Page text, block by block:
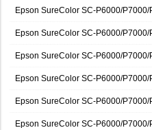
Epson SureColor SC-P6000/
Epson SureColor SC-P6000/
Epson SureColor SC-P6000/
Epson SureColor SC-P6000/
Epson SureColor SC-P6000/
Epson SureColor SC-P6000/